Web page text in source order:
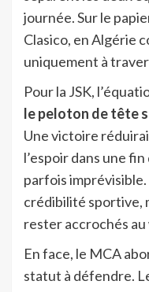
journée. Sur le
Clasico, en Algérie
uniquement à
Pour la JSK,
le peloton de tête
Une victoire
l’espoir dans une
parfois
crédibilité sportive,
rester accrochés
En face, le MCA
statut à défendre.